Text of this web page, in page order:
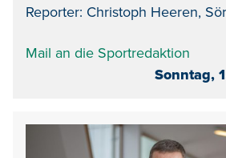
Reporter: Christoph Heeren,
Mail an die Sportredaktion
Sonntag,